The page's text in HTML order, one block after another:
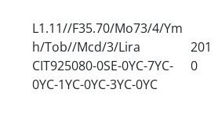
L1.11//F35.70/Mo73/4/Ym
h/Tob//Mcd/3/Lira
CIT925080-0SE-0YC-7YC-
0YC-1YC-0YC-3YC-0YC
201
0